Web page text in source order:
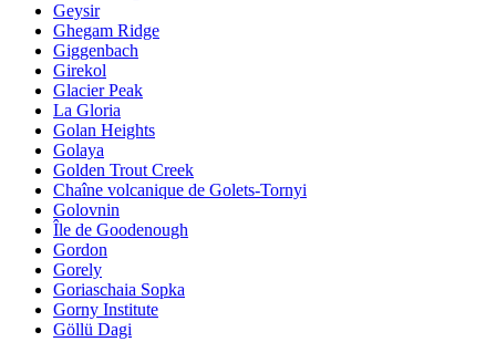
Geysir
Ghegam Ridge
Giggenbach
Girekol
Glacier Peak
La Gloria
Golan Heights
Golaya
Golden Trout Creek
Chaîne volcanique de Golets-Tornyi
Golovnin
Île de Goodenough
Gordon
Gorely
Goriaschaia Sopka
Gorny Institute
Göllü Dagi